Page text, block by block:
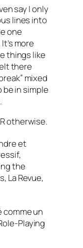
say I only
lines into
one
more
things like
there
mixed
be in simple
otherwise.
et
the
La Revue,
comme un
Playing